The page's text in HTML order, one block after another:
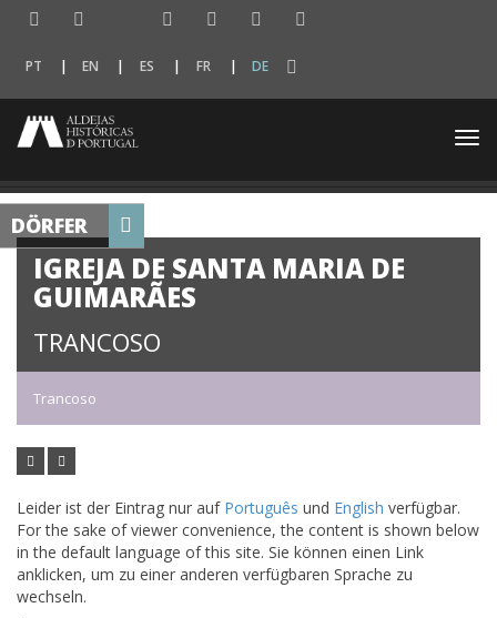
PT EN ES FR DE
DÖRFER
IGREJA DE SANTA MARIA DE
GUIMARÃES
TRANCOSO
Trancoso
Leider ist der Eintrag nur auf Português und English verfügbar.
For the sake of viewer convenience, the content is shown below
in the default language of this site. Sie können einen Link
anklicken, um zu einer anderen verfügbaren Sprache zu
wechseln.